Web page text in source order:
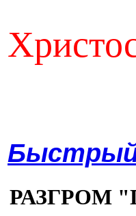
Быстрый
РАЗГРОМ